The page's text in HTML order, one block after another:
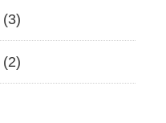
(3)
(2)